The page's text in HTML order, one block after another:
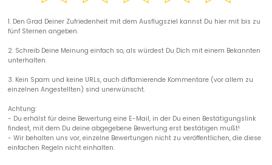
1. Den Grad Deiner Zufriedenheit mit dem Ausflugsziel kannst Du hier mit bis zu
fünf Sternen angeben.
2. Schreib Deine Meinung einfach so, als würdest Du Dich mit einem Bekannten
unterhalten.
3. Kein Spam und keine URLs, auch diffamierende Kommentare (vor allem zu
einzelnen Angestellten) sind unerwünscht.
Achtung:
- Du erhälst für deine Bewertung eine E-Mail, in der Du einen Bestätigungslink
findest, mit dem Du deine abgegebene Bewertung erst bestätigen mußt!
- Wir behalten uns vor, einzelne Bewertungen nicht zu veröffentlichen, die diese
einfachen Regeln nicht einhalten.